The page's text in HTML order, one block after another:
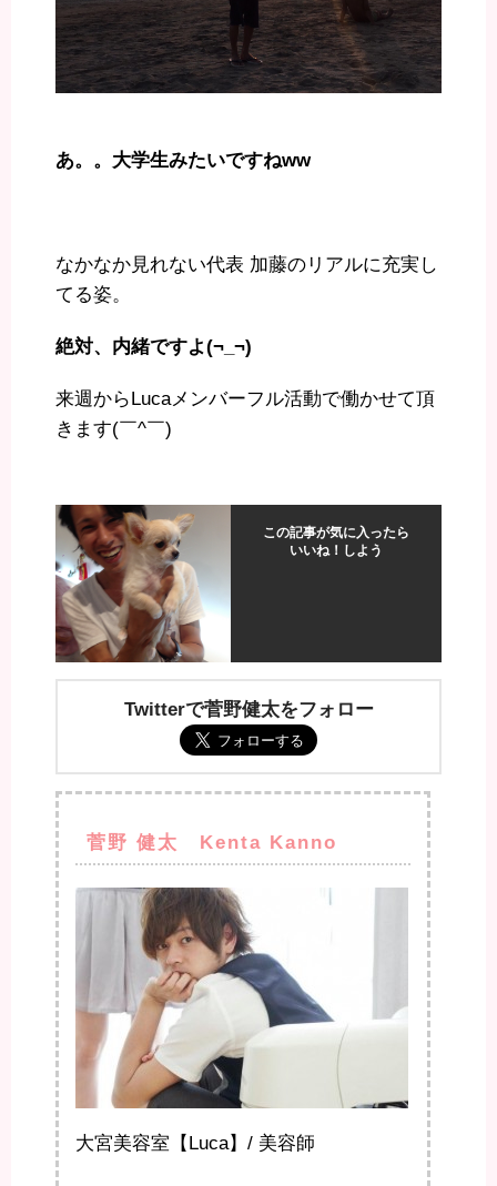
あ。。大学生みたいですねww
なかなか見れない代表 加藤のリアルに充実し
てる姿。
絶対、内緒ですよ(¬_¬)
来週からLucaメンバーフル活動で働かせて頂
きます(￣^￣)ゞ
この記事が気に入ったら
いいね！しよう
Twitterで菅野健太をフォロー
菅野 健太 Kenta Kanno
大宮美容室【Luca】/ 美容師